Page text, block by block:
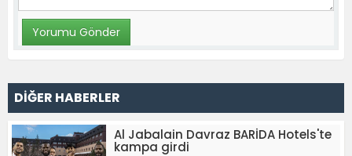
DİĞER HABERLER
Al Jabalain Davraz BARİDA Hotels'te
kampa girdi